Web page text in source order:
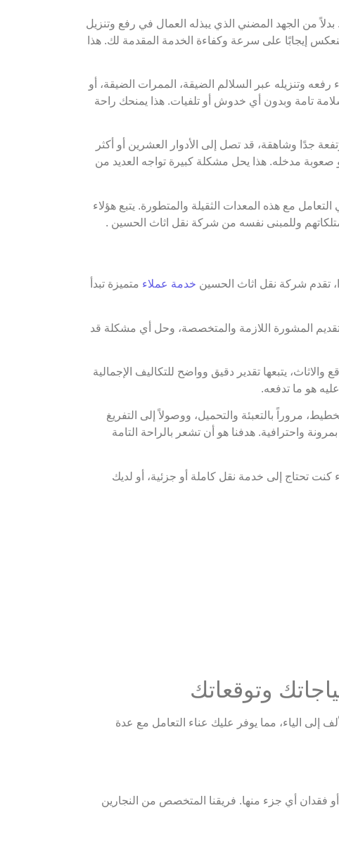
من الجهد المضني الذي يبذله العمال في رفع وتنزيل
إيجابًا على سرعة وكفاءة الخدمة المقدمة لك. هذا
وتنزيله عبر السلالم الضيقة، الممرات الضيقة، أو
تامة وبدون أي خدوش أو تلفيات. هذا يمنحك راحة
جدًا وشاهقة، قد تصل إلى الأدوار العشرين أو أكثر
مدخله. هذا يحل مشكلة كبيرة تواجه العديد من
مع هذه المعدات الثقيلة والمتطورة. يتبع هؤلاء
وللمبنى نفسه من شركة نقل اثاث الحسين .
تقدم شركة نقل اثاث الحسين خدمة عملاء متميزة تبدأ
المشورة اللازمة والمتخصصة، وحل أي مشكلة قد
يتبعها تقدير دقيق وواضح للتكاليف الإجمالية
هو ما تدفعه.
مروراً بالتعبئة والتحميل، ووصولاً إلى التفريغ
واحترافية. هدفنا هو أن تشعر بالراحة التامة
تحتاج إلى خدمة نقل كاملة أو جزئية، أو لديك
وتوقعاتك
إلى الياء، مما يوفر عليك عناء التعامل مع عدة
فقدان أي جزء منها. فريقنا المتخصص من النجارين